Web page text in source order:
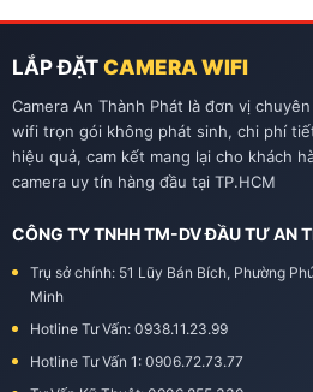
LẮP ĐẶT CAMERA WIFI
Camera An Thành Phát là đơn vị
wifi trọn gói không phát sinh, chi phí
hiệu quả, cam kết mang lại cho khách
camera uy tín hàng đầu tại TP.HCM
CÔNG TY TNHH TM-DV ĐẦU TƯ AN
Trụ sở chính: 51 Lũy Bán Bích, Phường
Minh
Hotline Tư Vấn: 0938.11.23.99
Hotline Tư Vấn 1: 0906.72.73.77